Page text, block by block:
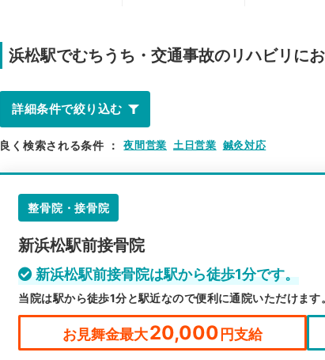
浜松駅でむちうち・交通事故のリハビリに
詳細条件で絞り込む
良く検索される条件 ： 夜間営業 土日営業 鍼灸対応
整骨院・接骨院
新浜松駅前接骨院
新浜松駅前接骨院は駅から徒歩1分です。
当院は駅から徒歩1分と駅近なので便利に通院いただけます。
お見舞金最大20,000円支給